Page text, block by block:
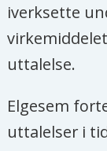
iverksette
uttalelse.
Elgesem
uttalelser i